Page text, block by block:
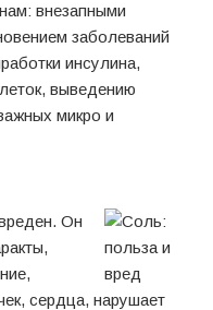
внезапными
заболеваний
инсулина,
выведению
микро и
Он
сердца, нарушает